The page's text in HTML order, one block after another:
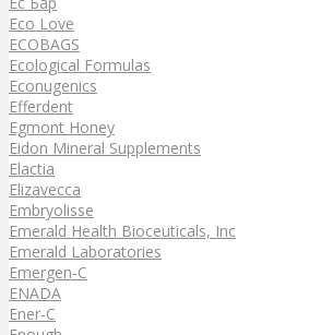
Eco Love
ECOBAGS
Ecological Formulas
Econugenics
Efferdent
Egmont Honey
Eidon Mineral Supplements
Elactia
Elizavecca
Embryolisse
Emerald Health Bioceuticals, Inc
Emerald Laboratories
Emergen-C
ENADA
Ener-C